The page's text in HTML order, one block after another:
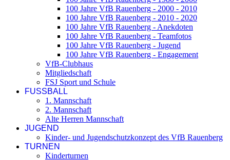
100 Jahre VfB Rauenberg - 2000 - 2010
100 Jahre VfB Rauenberg - 2010 - 2020
100 Jahre VfB Rauenberg - Anekdoten
100 Jahre VfB Rauenberg - Teamfotos
100 Jahre VfB Rauenberg - Jugend
100 Jahre VfB Rauenberg - Engagement
VfB-Clubhaus
Mitgliedschaft
FSJ Sport und Schule
FUSSBALL
1. Mannschaft
2. Mannschaft
Alte Herren Mannschaft
JUGEND
Kinder- und Jugendschutzkonzept des VfB Rauenberg
TURNEN
Kinderturnen